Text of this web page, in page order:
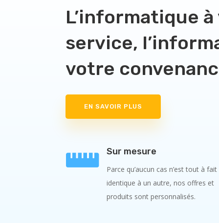
L’informatique
service,
votre
EN SAVOIR PLUS
 Sur mesure
Parce qu’aucun cas n’est tout à fait
identique à un autre, nos offres et
produits sont personnalisés.